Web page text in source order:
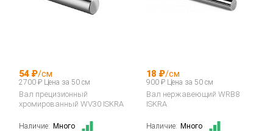
54 ₽/см
2700 ₽ Цена за 50 см
Вал прецизионный
хромированный WV30 ISKRA
Наличие: Много
18 ₽/см
900 ₽ Цена за 50 см
Вал нержавеющий WRB8
ISKRA
Наличие: Много